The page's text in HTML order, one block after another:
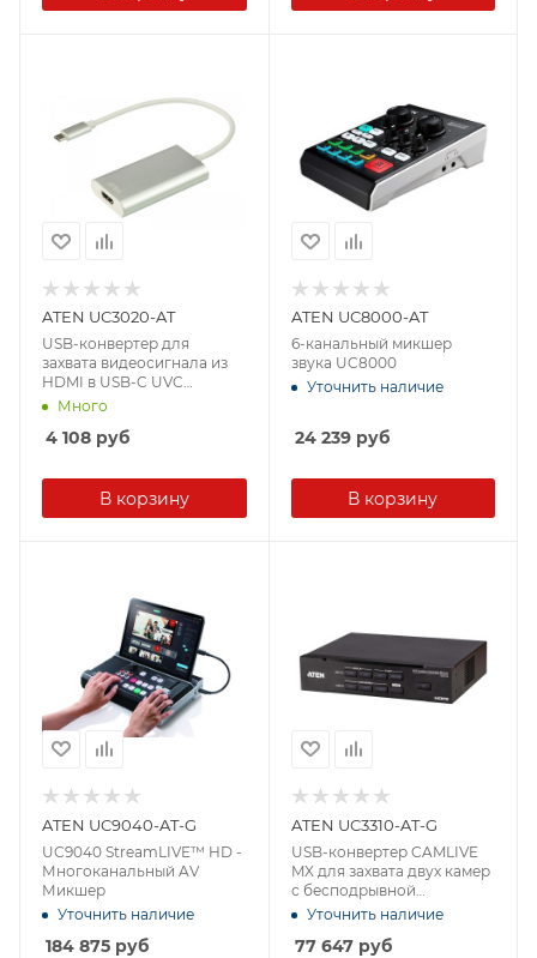
ATEN UC3020-AT
USB-конвертер для
захвата видеосигнала из
HDMI в USB-C UVC
(1920x1080)
Много
4 108 руб
В корзину
ATEN UC8000-AT
6-канальный микшер
звука UC8000
Уточнить наличие
24 239руб
В корзину
ATEN UC9040-AT-G
UC9040 StreamLIVE™ HD -
Многоканальный AV
Микшер
Уточнить наличие
184 875 руб
ATEN UC3310-AT-G
USB-конвертер CAMLIVE
MX для захвата двух камер
с бесподрывной
коммутацией
Уточнить наличие
77 647руб